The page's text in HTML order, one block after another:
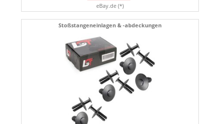
eBay.de (*)
Stoßstangeneinlagen & -abdeckungen